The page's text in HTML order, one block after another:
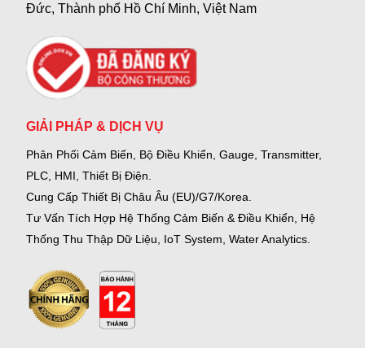
Đức, Thành phố Hồ Chí Minh, Việt Nam
GIẢI PHÁP & DỊCH VỤ
Phân Phối Cảm Biến, Bộ Điều Khiển, Gauge, Transmitter,
PLC, HMI, Thiết Bị Điện.
Cung Cấp Thiết Bị Châu Âu (EU)/G7/Korea.
Tư Vấn Tích Hợp Hệ Thống Cảm Biến & Điều Khiển, Hệ
Thống Thu Thập Dữ Liệu, IoT System, Water Analytics.